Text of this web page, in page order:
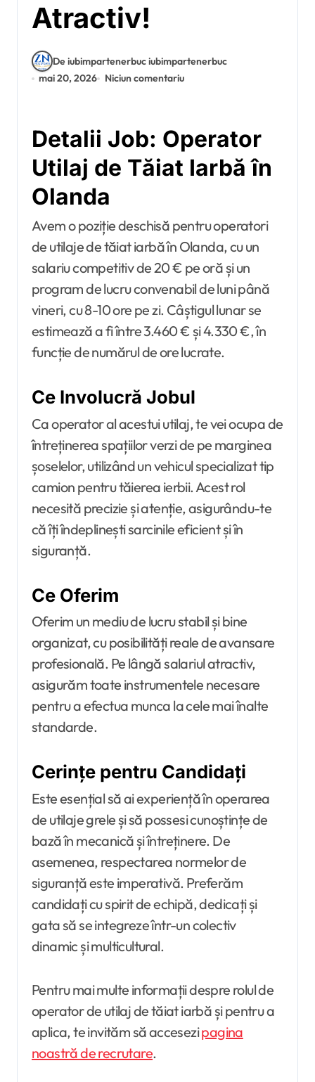
Atractiv!
De iubimpartenerbuc iubimpartenerbuc
mai 20, 2026
Niciun comentariu
Detalii Job: Operator
Utilaj de Tăiat Iarbă în
Olanda
Avem o poziție deschisă pentru operatori
de utilaje de tăiat iarbă în Olanda, cu un
salariu competitiv de 20 € pe oră și un
program de lucru convenabil de luni până
vineri, cu 8-10 ore pe zi. Câștigul lunar se
estimează a fi între 3.460 € și 4.330 €, în
funcție de numărul de ore lucrate.
Ce Involucră Jobul
Ca operator al acestui utilaj, te vei ocupa de
întreținerea spațiilor verzi de pe marginea
șoselelor, utilizând un vehicul specializat tip
camion pentru tăierea ierbii. Acest rol
necesită precizie și atenție, asigurându-te
că îți îndeplinești sarcinile eficient și în
siguranță.
Ce Oferim
Oferim un mediu de lucru stabil și bine
organizat, cu posibilități reale de avansare
profesională. Pe lângă salariul atractiv,
asigurăm toate instrumentele necesare
pentru a efectua munca la cele mai înalte
standarde.
Cerințe pentru Candidați
Este esențial să ai experiență în operarea
de utilaje grele și să possesi cunoștințe de
bază în mecanică și întreținere. De
asemenea, respectarea normelor de
siguranță este imperativă. Preferăm
candidați cu spirit de echipă, dedicați și
gata să se integreze într-un colectiv
dinamic și multicultural.
Pentru mai multe informații despre rolul de
operator de utilaj de tăiat iarbă și pentru a
aplica, te invităm să accesezipagina
noastră de recrutare.